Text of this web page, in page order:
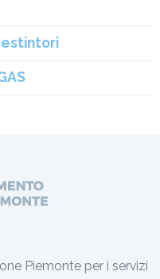
Piemonte per i servizi